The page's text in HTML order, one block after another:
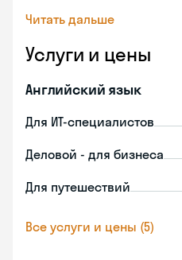
Читать дальше
Услуги и цены
Английский язык
Для ИТ-специалистов
Деловой - для бизнеса
Для путешествий
Все услуги и цены (5)